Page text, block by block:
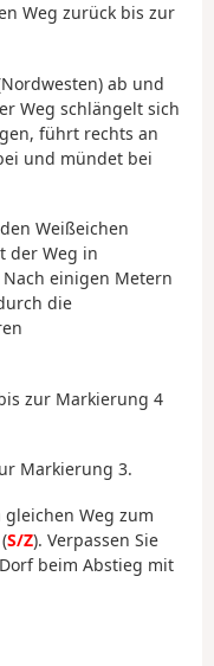
Weg zurück bis zur
ab und
Weg schlängelt sich
führt rechts an
und mündet bei
Weißeichen
der Weg in
einigen Metern
die
zur Markierung 4
Markierung 3.
Weg zum
S/Z). Verpassen Sie
beim Abstieg mit